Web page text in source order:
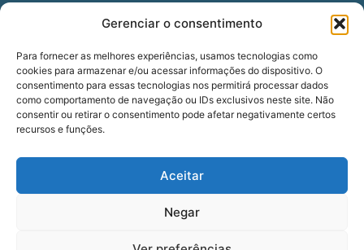
Gerenciar o consentimento
Para fornecer as melhores experiências, usamos tecnologias como
cookies para armazenar e/ou acessar informações do dispositivo. O
consentimento para essas tecnologias nos permitirá processar dados
como comportamento de navegação ou IDs exclusivos neste site. Não
consentir ou retirar o consentimento pode afetar negativamente certos
recursos e funções.
Aceitar
Negar
E-mail: alagoasbrasilnoticias@gmail.com
Telefone: (82) 9 9691-0391 (Whatsapp)
Responsável Técnico: Crysthyan Carlos
Rua do Sau - Centro - Anadia - AL - CEP:
© 2022 - 2026 Alagoas Brasil Notícias. Todos os
direitos reservados.